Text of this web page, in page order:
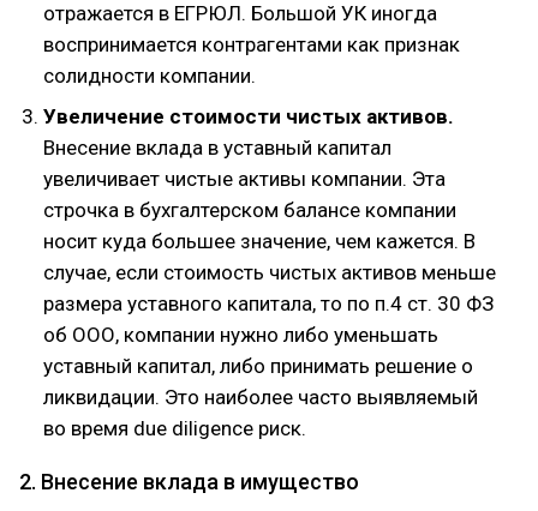
отражается в ЕГРЮЛ. Большой УК иногда
воспринимается контрагентами как признак
солидности компании.
Увеличение стоимости чистых активов.
Внесение вклада в уставный капитал
увеличивает чистые активы компании. Эта
строчка в бухгалтерском балансе компании
носит куда большее значение, чем кажется. В
случае, если стоимость чистых активов меньше
размера уставного капитала, то по п.4 ст. 30 ФЗ
об ООО, компании нужно либо уменьшать
уставный капитал, либо принимать решение о
ликвидации. Это наиболее часто выявляемый
во время due diligence риск.
2. Внесение вклада в имущество